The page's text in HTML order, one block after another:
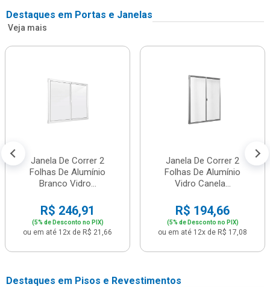
Destaques em Portas e Janelas
Veja mais
Janela De Correr 2
Folhas De Alumínio
Branco Vidro...
R$ 246,91
(5% de Desconto no PIX)
ou em até 12x de R$ 21,66
Janela De Correr 2
Folhas De Alumínio
Vidro Canela...
R$ 194,66
(5% de Desconto no PIX)
ou em até 12x de R$ 17,08
Destaques em Pisos e Revestimentos